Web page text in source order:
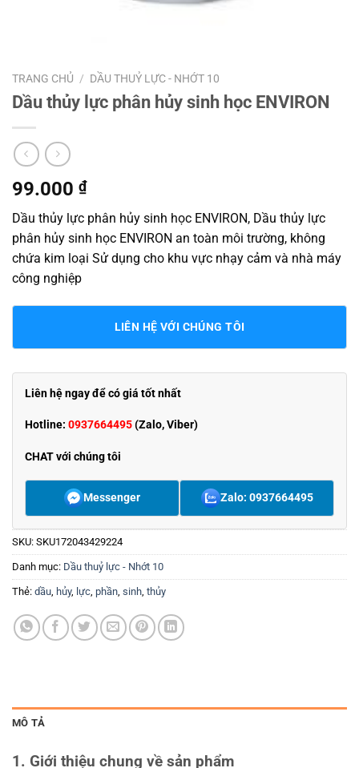
TRANG CHỦ / DẦU THUỶ LỰC - NHỚT 10
Dầu thủy lực phân hủy sinh học ENVIRON
99.000 ₫
Dầu thủy lực phân hủy sinh học ENVIRON, Dầu thủy lực
phân hủy sinh học ENVIRON an toàn môi trường, không
chứa kim loại Sử dụng cho khu vực nhạy cảm và nhà máy
công nghiệp
LIÊN HỆ VỚI CHÚNG TÔI
Liên hệ ngay để có giá tốt nhất
Hotline: 0937664495(Zalo, Viber)
CHAT với chúng tôi
Messenger Zalo: 0937664495
SKU: SKU172043429224
Danh mục: Dầu thuỷ lực - Nhớt 10
Thẻ: dầu hủy, lực phần sinh thủy
MÔ TẢ
1. Giới thiệu chung về sản phẩm